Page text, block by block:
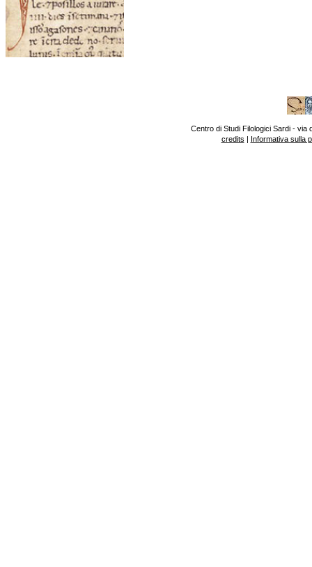
Centro di Studi Filologici Sardi - via
credits | Informativa sulla